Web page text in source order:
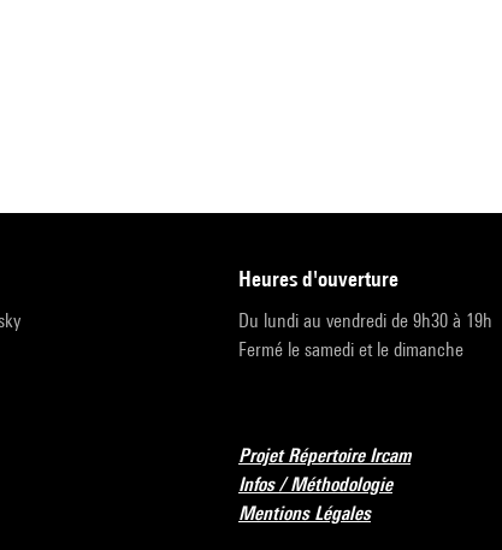
heures d'ouverture
Du lundi au vendredi de 9h30 à 19h
Fermé le samedi et le dimanche
Projet Répertoire Ircam
Infos / Méthodologie
Mentions Légales